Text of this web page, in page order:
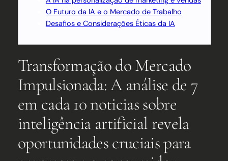
O Futuro da IA e o Mercado de Trabalho
Desafios e Considerações Éticas da IA
Transformação do Mercado
Impulsionada: A análise de 7
em cada 10 noticias sobre
inteligência artificial revela
oportunidades cruciais para